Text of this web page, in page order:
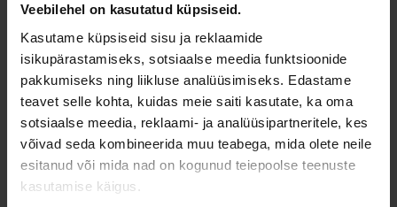
Veebilehel on kasutatud küpsiseid.
Kasutame küpsiseid sisu ja reklaamide
isikupärastamiseks, sotsiaalse meedia funktsioonide
pakkumiseks ning liikluse analüüsimiseks. Edastame
teavet selle kohta, kuidas meie saiti kasutate, ka oma
sotsiaalse meedia, reklaami- ja analüüsipartneritele, kes
võivad seda kombineerida muu teabega, mida olete neile
esitanud või mida nad on kogunud teiepoolse teenuste
kasutamise käigus.
50,00–80,00EUR
ДОБАВИТЬ В СПИСОК
ЖЕЛАНИЙ